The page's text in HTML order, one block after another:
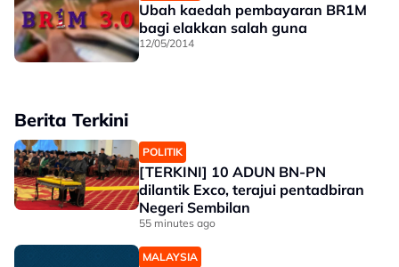
Ubah kaedah pembayaran BR1M
bagi elakkan salah guna
12/05/2014
Berita Terkini
POLITIK
[TERKINI] 10 ADUN BN-PN
dilantik Exco, terajui pentadbiran
Negeri Sembilan
55 minutes ago
MALAYSIA